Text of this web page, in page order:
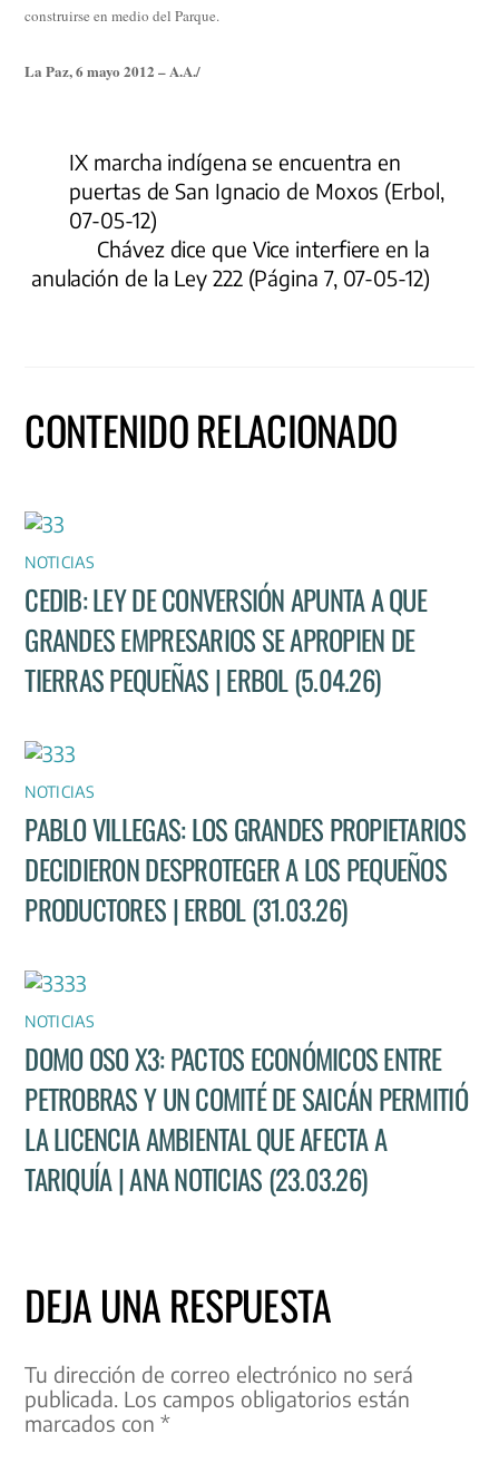
construirse en medio del Parque.
La Paz, 6 mayo 2012 – A.A./
IX marcha indígena se encuentra en
puertas de San Ignacio de Moxos (Erbol,
07-05-12)
Chávez dice que Vice interfiere en la
anulación de la Ley 222 (Página 7, 07-05-12)
CONTENIDO RELACIONADO
NOTICIAS
CEDIB: LEY DE CONVERSIÓN APUNTA A QUE
GRANDES EMPRESARIOS SE APROPIEN DE
TIERRAS PEQUEÑAS | ERBOL (5.04.26)
NOTICIAS
PABLO VILLEGAS: LOS GRANDES PROPIETARIOS
DECIDIERON DESPROTEGER A LOS PEQUEÑOS
PRODUCTORES | ERBOL (31.03.26)
NOTICIAS
DOMO OSO X3: PACTOS ECONÓMICOS ENTRE
PETROBRAS Y UN COMITÉ DE SAICÁN PERMITIÓ
LA LICENCIA AMBIENTAL QUE AFECTA A
TARIQUÍA | ANA NOTICIAS (23.03.26)
DEJA UNA RESPUESTA
Tu dirección de correo electrónico no será
publicada. Los campos obligatorios están
marcados con*